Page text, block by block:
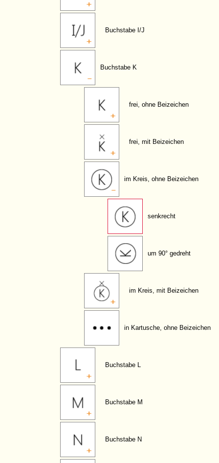
Buchstabe I/J
Buchstabe K
frei, ohne Beizeichen
frei, mit Beizeichen
im Kreis, ohne Beizeichen
senkrecht
um 90° gedreht
im Kreis, mit Beizeichen
in Kartusche, ohne Beizeichen
Buchstabe L
Buchstabe M
Buchstabe N